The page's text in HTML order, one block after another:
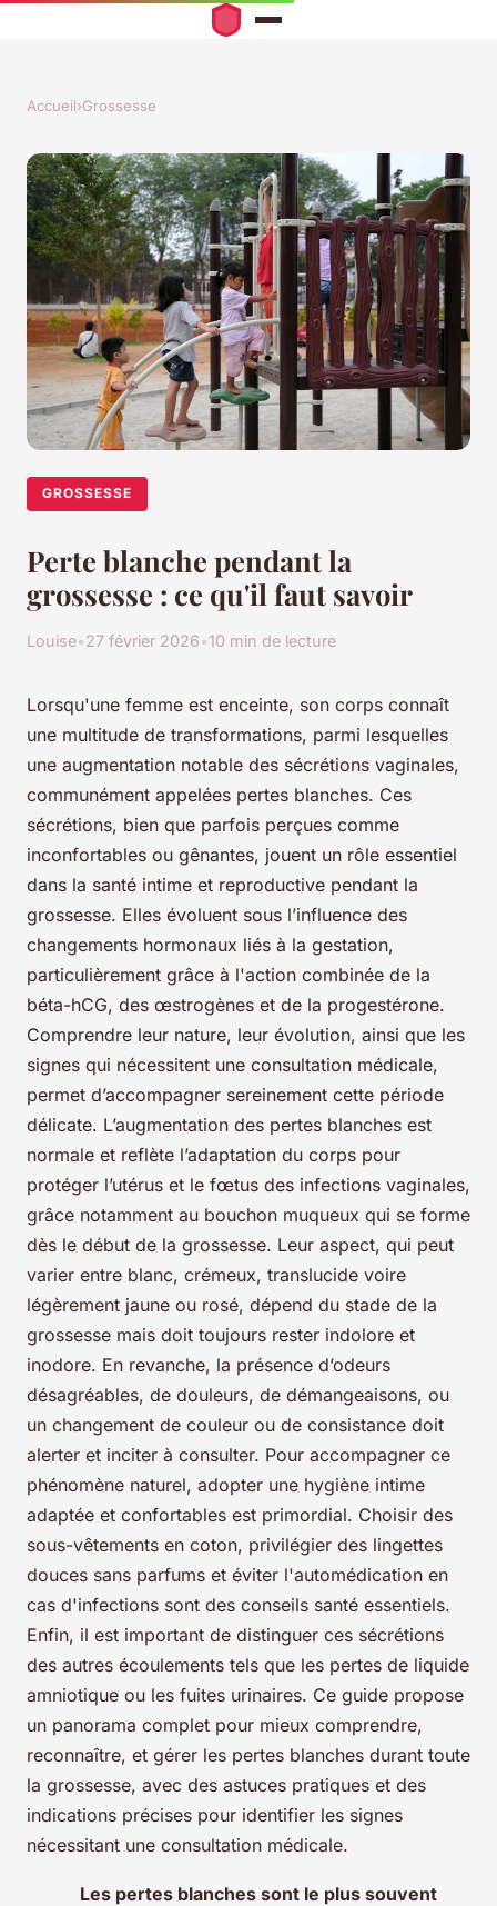
Accueil›Grossesse
GROSSESSE
Perte blanche pendant la
grossesse : ce qu'il faut savoir
Louise•27 février 2026•10 min de lecture
Lorsqu'une femme est enceinte, son corps connaît
une multitude de transformations, parmi lesquelles
une augmentation notable des sécrétions vaginales,
communément appelées pertes blanches. Ces
sécrétions, bien que parfois perçues comme
inconfortables ou gênantes, jouent un rôle essentiel
dans la santé intime et reproductive pendant la
grossesse. Elles évoluent sous l’influence des
changements hormonaux liés à la gestation,
particulièrement grâce à l'action combinée de la
béta-hCG, des œstrogènes et de la progestérone.
Comprendre leur nature, leur évolution, ainsi que les
signes qui nécessitent une consultation médicale,
permet d’accompagner sereinement cette période
délicate. L’augmentation des pertes blanches est
normale et reflète l’adaptation du corps pour
protéger l’utérus et le fœtus des infections vaginales,
grâce notamment au bouchon muqueux qui se forme
dès le début de la grossesse. Leur aspect, qui peut
varier entre blanc, crémeux, translucide voire
légèrement jaune ou rosé, dépend du stade de la
grossesse mais doit toujours rester indolore et
inodore. En revanche, la présence d’odeurs
désagréables, de douleurs, de démangeaisons, ou
un changement de couleur ou de consistance doit
alerter et inciter à consulter. Pour accompagner ce
phénomène naturel, adopter une hygiène intime
adaptée et confortables est primordial. Choisir des
sous-vêtements en coton, privilégier des lingettes
douces sans parfums et éviter l'automédication en
cas d'infections sont des conseils santé essentiels.
Enfin, il est important de distinguer ces sécrétions
des autres écoulements tels que les pertes de liquide
amniotique ou les fuites urinaires. Ce guide propose
un panorama complet pour mieux comprendre,
reconnaître, et gérer les pertes blanches durant toute
la grossesse, avec des astuces pratiques et des
indications précises pour identifier les signes
nécessitant une consultation médicale.
Les pertes blanches sont le plus souvent